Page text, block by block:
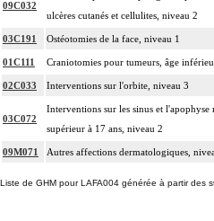
09C032
ulcères cutanés et cellulites, niveau 2
03C191 Ostéotomies de la face, niveau 1
01C111 Craniotomies pour tumeurs, âge
02C033 Interventions sur l'orbite, niveau 3
03C072
Interventions sur les sinus et l'apophyse
supérieur à 17 ans, niveau 2
09M071 Autres affections dermatologiques,
Liste de GHM pour LAFA004 générée à partir des